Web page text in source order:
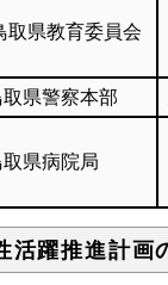
取県教育委員会
取県警察本部
取県病院局
活躍推進計画